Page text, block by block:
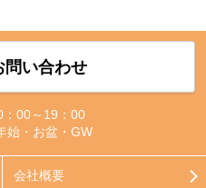
問い合わせ
：00～19：00
始・お盆・GW
会社概要